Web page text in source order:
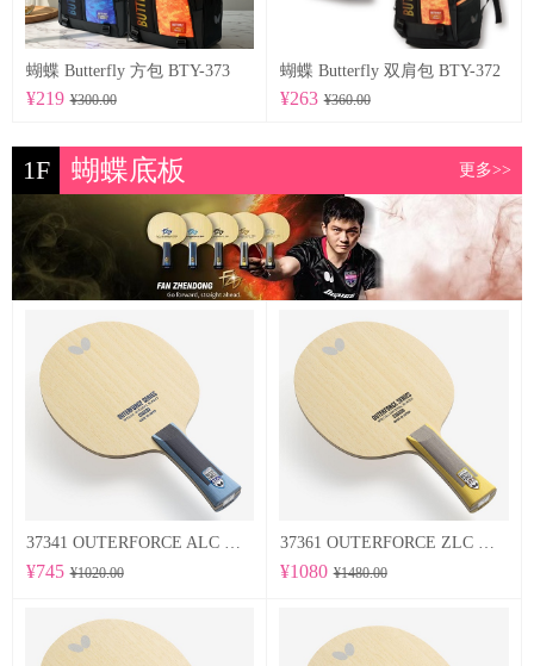
蝴蝶 Butterfly 方包 BTY-373
¥219 ¥300.00
蝴蝶 Butterfly 双肩包 BTY-372
¥263 ¥360.00
1F 蝴蝶底板 更多>>
¥745 ¥1020.00 ¥1080 ¥1480.00